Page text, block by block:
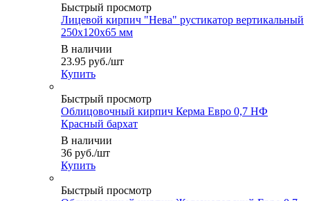
Быстрый просмотр
Лицевой кирпич "Нева" рустикатор вертикальный
250x120x65 мм
В наличии
23.95 руб./шт
Купить
Быстрый просмотр
Облицовочный кирпич Керма Евро 0,7 НФ
Красный бархат
В наличии
36 руб./шт
Купить
Быстрый просмотр